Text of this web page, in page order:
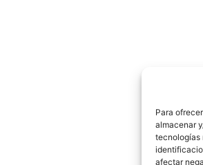
Para
almacenar
tecnologías
afectar